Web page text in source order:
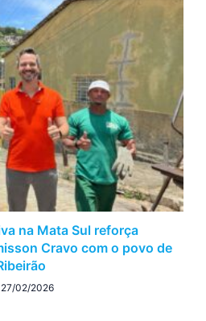
na Mata Sul reforça
Cravo com o povo de
27/02/2026